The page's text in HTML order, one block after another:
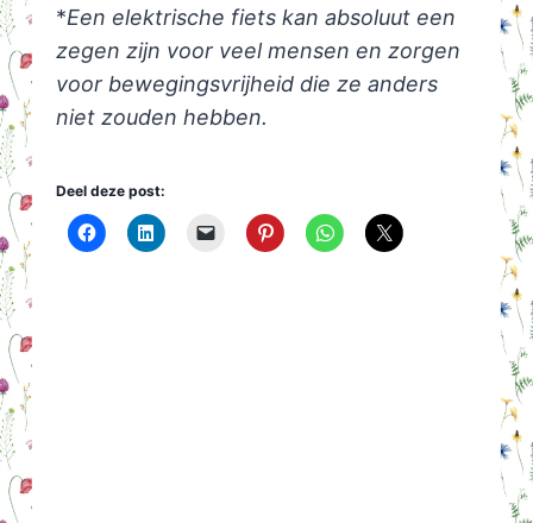
*Een elektrische fiets kan absoluut een
zegen zijn voor veel mensen en zorgen
voor bewegingsvrijheid die ze anders
niet zouden hebben.
Deel deze post: